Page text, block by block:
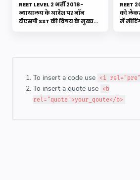
REET LEVEL 2 भर्ती 2018-
न्यायालय के आदेश पर नॉन
टीएसपी SST की विषय के मुख्य
REET
को लेकर
में
To insert a code use <i
To insert a quote use
<b
rel="quote">your_qoute</b>